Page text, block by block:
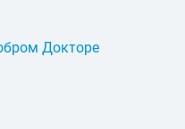
Докторе